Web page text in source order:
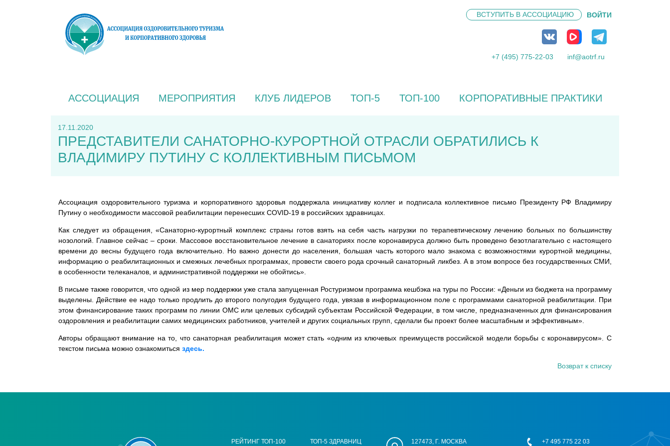
ВСТУПИТЬ В АССОЦИАЦИЮ ВОЙТИ
+7 (495) 775-22-03 inf@aotrf.ru
АССОЦИАЦИЯ МЕРОПРИЯТИЯ КЛУБ ЛИДЕРОВ ТОП-5 ТОП-100 КОРПОРАТИВНЫЕ ПРАКТИКИ
17.11.2020
ПРЕДСТАВИТЕЛИ САНАТОРНО-КУРОРТНОЙ ОТРАСЛИ ОБРАТИЛИСЬ К
ВЛАДИМИРУ ПУТИНУ С КОЛЛЕКТИВНЫМ ПИСЬМОМ
Ассоциация оздоровительного туризма и корпоративного здоровья поддержала инициативу коллег и подписала коллективное письмо Президенту РФ Владимиру
Путину о необходимости массовой реабилитации перенесших COVID-19 в российских здравницах.
Как следует из обращения, «Санаторно-курортный комплекс страны готов взять на себя часть нагрузки по терапевтическому лечению больных по большинству
нозологий. Главное сейчас – сроки. Массовое восстановительное лечение в санаториях после коронавируса должно быть проведено безотлагательно с настоящего
времени до весны будущего года включительно. Но важно донести до населения, большая часть которого мало знакома с возможностями курортной медицины,
информацию о реабилитационных и смежных лечебных программах, провести своего рода срочный санаторный ликбез. А в этом вопросе без государственных СМИ,
в особенности телеканалов, и административной поддержки не обойтись».
В письме также говорится, что одной из мер поддержки уже стала запущенная Ростуризмом программа кешбэка на туры по России: «Деньги из бюджета на программу
выделены. Действие ее надо только продлить до второго полугодия будущего года, увязав в информационном поле с программами санаторной реабилитации. При
этом финансирование таких программ по линии ОМС или целевых субсидий субъектам Российской Федерации, в том числе, предназначенных для финансирования
оздоровления и реабилитации самих медицинских работников, учителей и других социальных групп, сделали бы проект более масштабным и эффективным».
Авторы обращают внимание на то, что санаторная реабилитация может стать «одним из ключевых преимуществ российской модели борьбы с коронавирусом».
С
текстом письма можно ознакомиться здесь.
Возврат к списку
РЕЙТИНГ ТОП-100 ТОП-5 ЗДРАВНИЦ 127473, Г. МОСКВА +7 495 775 22 03